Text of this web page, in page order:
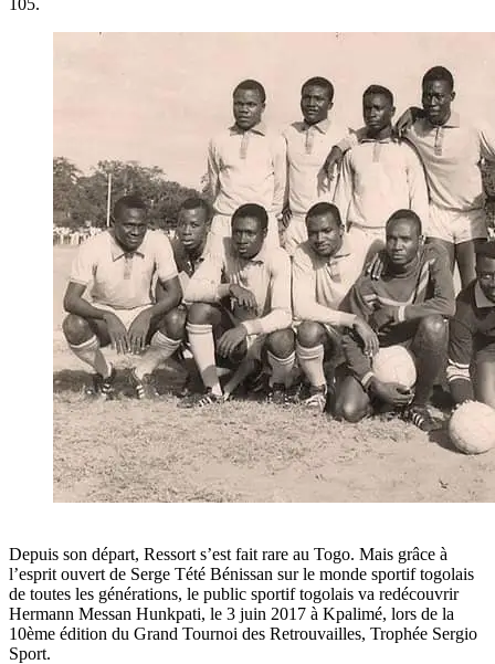
Depuis son départ, Ressort s’est fait rare au Togo. Mais grâce à
l’esprit ouvert de Serge Tété Bénissan sur le monde sportif togolais
de toutes les générations, le public sportif togolais va redécouvrir
Hermann Messan Hunkpati, le 3 juin 2017 à Kpalimé, lors de la
10ème édition du Grand Tournoi des Retrouvailles, Trophée Sergio
Sport.